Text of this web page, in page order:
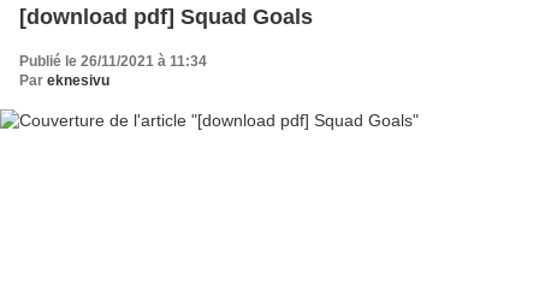
[download pdf] Squad Goals
Publié le 26/11/2021 à 11:34
Par eknesivu